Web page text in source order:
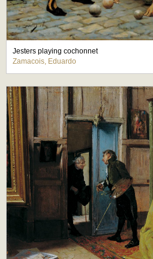
Jesters playing cochonnet
Zamacois, Eduardo